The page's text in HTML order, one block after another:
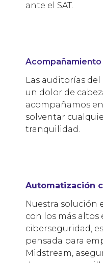
ante el SAT.
Las auditorías del
un dolor de
acompañamos
solventar
tranquilidad.
Automatización
Nuestra solución
con los más altos
ciberseguridad,
pensada para
Midstream,